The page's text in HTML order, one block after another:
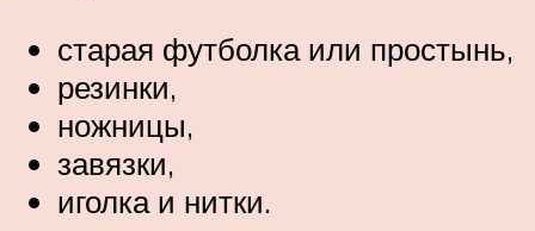
старая футболка или простынь,
резинки,
ножницы,
завязки,
иголка и нитки.